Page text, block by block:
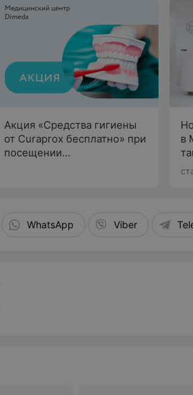
Акция «Средства гигиены
от Curaprox бесплатно» при
посещении
в
WhatsApp Viber